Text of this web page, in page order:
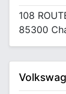
108
85300